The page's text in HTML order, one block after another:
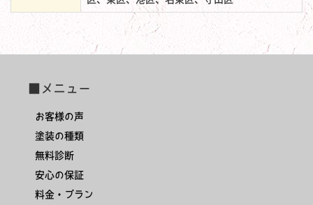
■メニュー
お客様の声
塗装の種類
無料診断
安心の保証
料金・プラン